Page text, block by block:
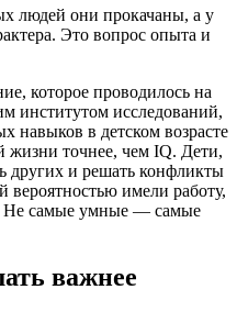
людей они прокачаны, а у
Это вопрос опыта и
которое проводилось на
институтом исследований,
навыков в детском возрасте
жизни точнее, чем IQ. Дети,
других и решать конфликты
вероятностью имели работу,
Не самые умные — самые
важнее